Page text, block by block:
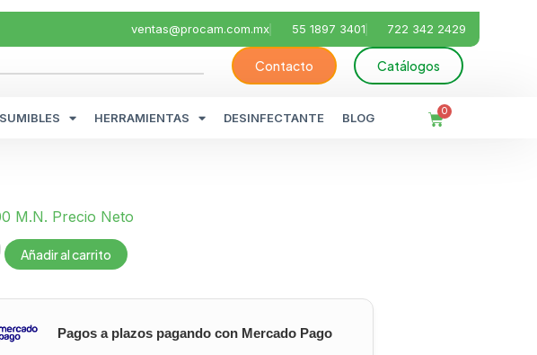
ventas@procam.com.mx 55 1897 3401 722 342 2429
Contacto Catálogos
HERRAMIENTAS DESINFECTANTE BLOG 0
M.N. Precio Neto
Añadir al carrito
Pagos a plazos pagando con Mercado Pago